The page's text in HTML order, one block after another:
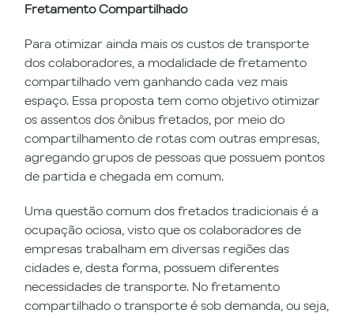
Fretamento Compartilhado
Para otimizar ainda mais os custos de transporte
dos colaboradores, a modalidade de fretamento
compartilhado vem ganhando cada vez mais
espaço. Essa proposta tem como objetivo otimizar
os assentos dos ônibus fretados, por meio do
compartilhamento de rotas com outras empresas,
agregando grupos de pessoas que possuem pontos
de partida e chegada em comum.
Uma questão comum dos fretados tradicionais é a
ocupação ociosa, visto que os colaboradores de
empresas trabalham em diversas regiões das
cidades e, desta forma, possuem diferentes
necessidades de transporte. No fretamento
compartilhado o transporte é sob demanda, ou seja,